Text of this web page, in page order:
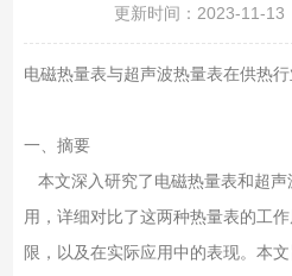
更新时间：2023-11-
电磁热量表与超声波热量表在供热
一、摘要
本文深入研究了电磁热量表和超声
用，详细对比了这两种热量表的工
限，以及在实际应用中的表现。本